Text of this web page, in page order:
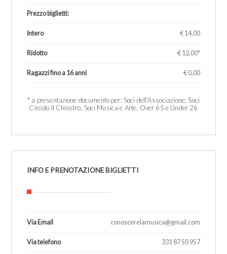
Prezzo biglietti:
Intero € 14,00
Ridotto € 12,00*
Ragazzi fino a 16 anni € 0,00
* a presentazione documento per: Soci dell’Associazione, Soci
Circolo Il Chiostro, Soci Musica e Arte, Over 65 e Under 26
INFO E PRENOTAZIONE BIGLIETTI
Via Email conoscerelamusica@gmail.com
Via telefono 331 87 50 957